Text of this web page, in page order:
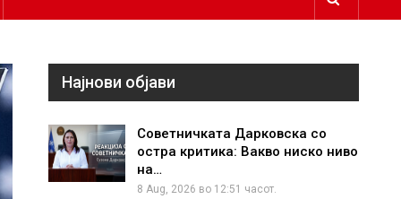
Најнови објави
Советничката Дарковска со
остра критика: Вакво ниско ниво
на…
8 Aug, 2026 во 12:51 часот.